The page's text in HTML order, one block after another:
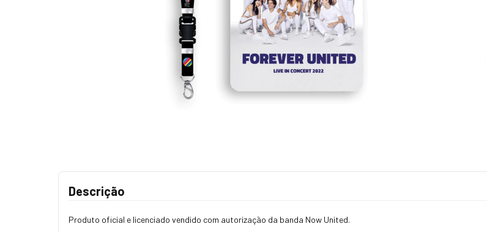
Descrição
Produto oficial e licenciado vendido com autorização da banda Now United.